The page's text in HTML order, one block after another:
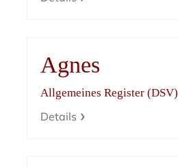
Agnes
Allgemeines Register (DSV)
Details